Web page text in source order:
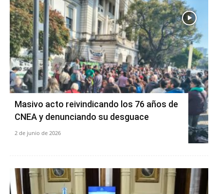
Masivo acto reivindicando los 76 años de
CNEA y denunciando su desguace
2 de junio de 2026